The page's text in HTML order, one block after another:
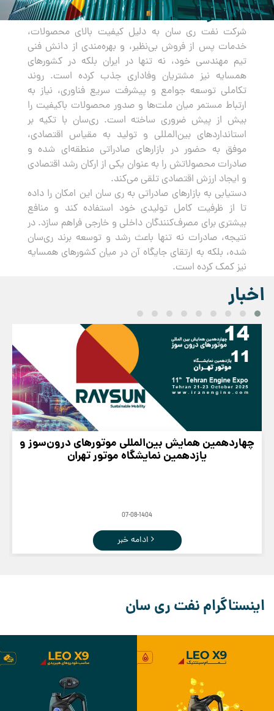
صادرات
شرکت نفت ری سان به دلیل کیفیت بالای محصولات،
خدمات پس از فروش بی‌نظیر، و بهره‌مندی از دانش فنی
تیم مهندسی خود، نه تنها در ایران بلکه در کشورهای
همسایه نیز مشتریان وفاداری جذب کرده است. روند
تکاملی توسعه جوامع و پیشرفت سریع فناوری، نیاز به
ارتباط مستمر میان ملت‌ها و صدور محصولات باکیفیت را
بیش از پیش ضروری ساخته است. ری‌سان با تکیه بر
استانداردهای بین‌المللی و تولید به مقیاس اقتصادی،
موفق به حضور در بازارهای صادراتی منطقه‌ای شده و
صادرات محصولاتش را به عنوان یکی از ارکان رشد اقتصادی
و ایجاد ارزش اقتصادی تلقی می‌کند.
دستیابی به بازارهای صادراتی به ری سان این امکان را داده
تا از ظرفیت کامل تولیدی خود استفاده کند و منافع
بیشتری برای مصرف‌کنندگان داخلی و خارجی فراهم سازد. در
نتیجه، صادرات نه تنها باعث رشد و توسعه برند ری‌سان
شده، بلکه به ارتقای جایگاه آن در میان کشورهای همسایه
نیز کمک کرده است.
اخبار
چهاردهمین همایش بین‌المللی موتورهای درون‌سوز و
یازدهمین نمایشگاه موتور تهران
07-08-1404
ادامه خبر
اینستاگرام نفت ری سان